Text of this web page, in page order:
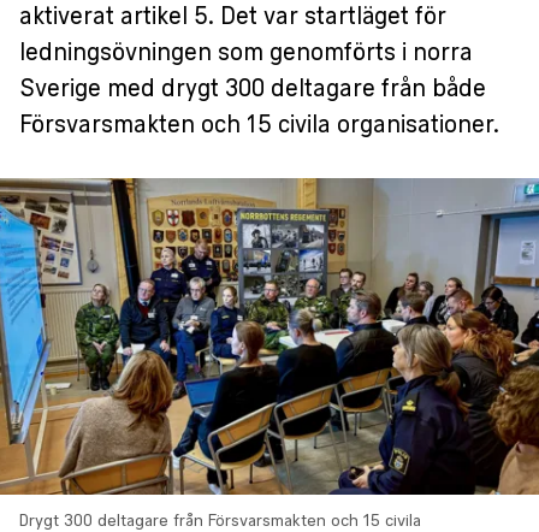
aktiverat artikel 5. Det var startläget för
ledningsövningen som genomförts i norra
Sverige med drygt 300 deltagare från både
Försvarsmakten och 15 civila organisationer.
Drygt 300 deltagare från Försvarsmakten och 15 civila